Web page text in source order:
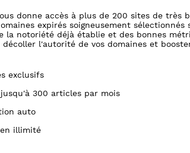
donne accès à plus de 200 sites de très
expirés soigneusement sélectionnés
la notoriété déjà établie et des bonnes
l'autorité de vos domaines et
exclusifs
300 articles par mois
auto
illimité